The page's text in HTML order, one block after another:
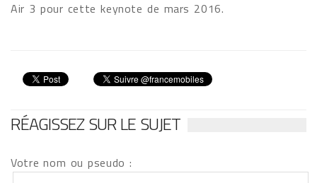
Air 3 pour cette keynote de mars 2016.
RÉAGISSEZ SUR LE SUJET
Votre nom ou pseudo :